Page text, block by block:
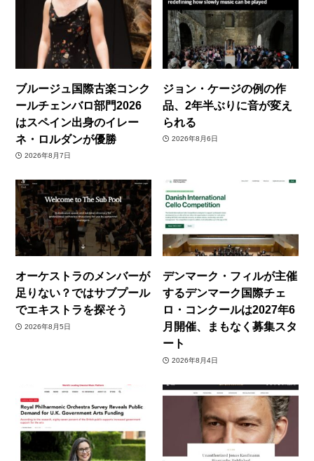
ブルージュ国際古楽コンク
ールチェンバロ部門2026
はスペイン出身のイレー
ネ・ロルダンが優勝
2026年8月7日
ジョン・ケージの例の作
品、2年半ぶりに音が変え
られる
2026年8月6日
オーケストラのメンバーが
足りない？ではサブプール
でエキストラを探そう
2026年8月5日
デンマーク・フィルが主催
するデンマーク国際チェ
ロ・コンクールは2027年6
月開催、まもなく募集スタ
ート
2026年8月4日